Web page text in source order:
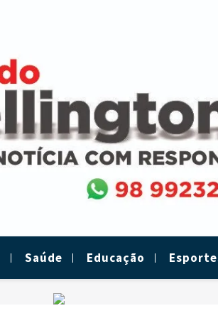
Saúde Educação